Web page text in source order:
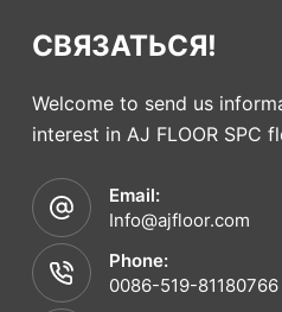
СВЯЗАТЬСЯ!
Welcome to send us
interest in AJ FLOOR SPC
Email:
Info@ajfloor.com
Phone:
0086-519-81180766